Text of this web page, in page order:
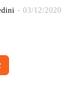
- 03/12/2020